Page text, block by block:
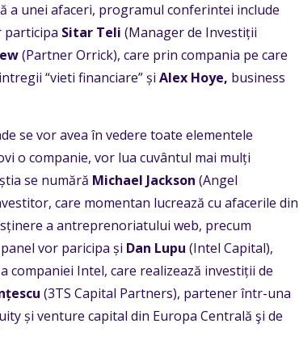
a unei afaceri, programul conferintei include
participa Sitar Teli (Manager de Investiții
(Partner Orrick), care prin compania pe care
“vieti financiare” și Alex Hoye, business
se vor avea în vedere toate elementele
o companie, vor lua cuvântul mai mulți
se numără Michael Jackson (Angel
care momentan lucrează cu afacerile din
a antreprenoriatului web, precum
vor paricipa și Dan Lupu (Intel Capital),
Intel, care realizează investiții de
(3TS Capital Partners), partener într-una
și venture capital din Europa Centrală şi de